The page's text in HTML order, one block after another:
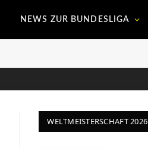
NEWS ZUR BUNDESLIGA
WELTMEISTERSCHAFT 2026